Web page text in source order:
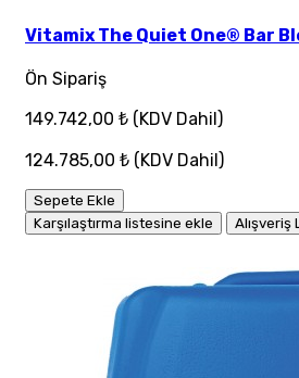
Vitamix The Quiet One® Bar
Ön Sipariş
149.742,00 ₺ (KDV Dahil)
124.785,00 ₺ (KDV Dahil)
Sepete Ekle
Karşılaştırma listesine ekle
Alışveriş